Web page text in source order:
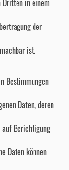
Dritten in einem
der
ist.
Bestimmungen
Daten, deren
auf Berichtigung
Daten können